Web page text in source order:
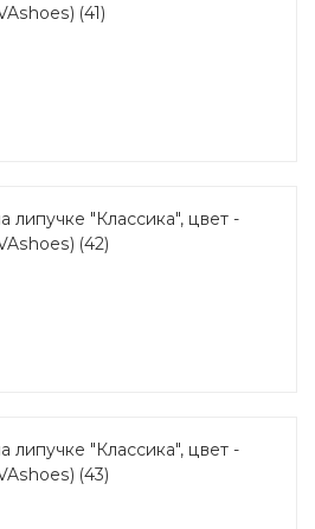
(41)
липучке "Классика", цвет -
(42)
липучке "Классика", цвет -
(43)